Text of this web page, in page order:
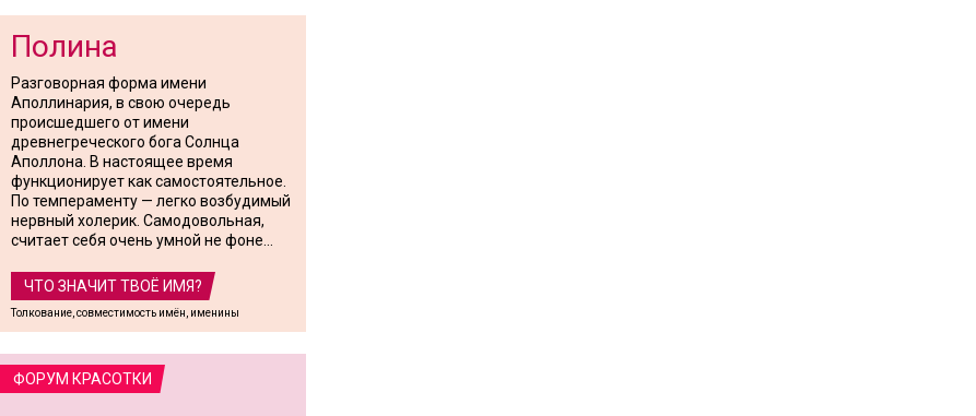
Полина
Разговорная форма имени
Аполлинария, в свою очередь
происшедшего от имени
древнегреческого бога Солнца
Аполлона. В настоящее время
функционирует как самостоятельное.
По темпераменту — легко возбудимый
нервный холерик. Самодовольная,
считает себя очень умной не фоне...
ЧТО ЗНАЧИТ ТВОЁ ИМЯ?
Толкование, совместимость имён, именины
ФОРУМ КРАСОТКИ